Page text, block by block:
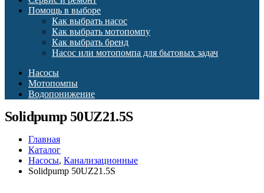
Помощь в выборе
Как выбрать насос
Как выбрать мотопомпу
Как выбрать бренд
Насос или мотопомпа для бытовых задач
Насосы
Мотопомпы
Водопонижение
Solidpump 50UZ21.5S
Главная
Каталог
Насосы, Канализационные
Solidpump 50UZ21.5S